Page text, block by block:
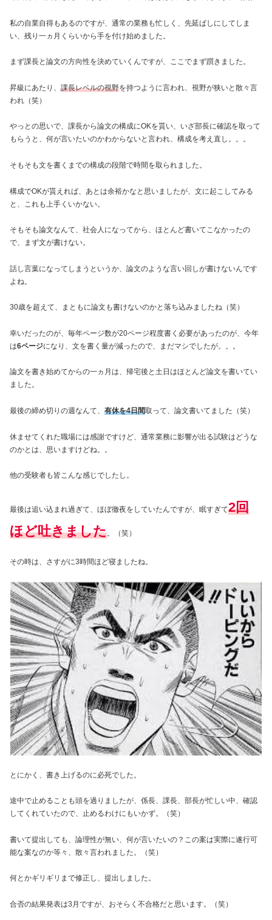
私の自業自得もあるのですが、通常の業務も忙しく、先延ばしにしてしま
い、残り一ヵ月くらいから手を付け始めました。
まず課長と論文の方向性を決めていくんですが、ここでまず躓きました。
昇級にあたり、 課長レベルの視野を持つように言われ、視野が狭いと散々言
われ（笑）
やっとの思いで、課長から論文の構成にOKを貰い、いざ部長に確認を取って
もらうと、何が言いたいのかわからないと言われ、構成を考え直し。。。
そもそも文を書くまでの構成の段階で時間を取られました。
構成でOKが貰えれば、あとは余裕かなと思いましたが、文に起こしてみる
と、これも上手くいかない。
そもそも論文なんて、社会人になってから、ほとんど書いてこなかったの
で、まず文が書けない。
話し言葉になってしまうというか、論文のような言い回しが書けないんです
よね。
30歳を超えて、まともに論文も書けないのかと落ち込みましたね（笑）
幸いだったのが、毎年ページ数が20ページ程度書く必要があったのが、今年
は6ページになり、文を書く量が減ったので、まだマシでしたが。。。
論文を書き始めてからの一ヵ月は、帰宅後と土日はほとんど論文を書いてい
ました。
最後の締め切りの週なんて、 有休を4日間取って、論文書いてました（笑）
休ませてくれた職場には感謝ですけど、通常業務に影響が出る試験はどうな
のかとは、思いますけどね。。
他の受験者も皆こんな感じでしたし。
最後は追い込まれ過ぎて、ほぼ徹夜をしていたんですが、眠すぎて2回
ほど吐きました。（笑）
その時は、さすがに3時間ほど寝ましたね。
とにかく、書き上げるのに必死でした。
途中で止めることも頭を過りましたが、係長、課長、部長が忙しい中、確認
してくれていたので、止めるわけにもいかず。（笑）
書いて提出しても、論理性が無い、何が言いたいの？この案は実際に遂行可
能な案なのか等々、散々言われました。（笑）
何とかギリギリまで修正し、提出しました。
合否の結果発表は3月ですが、おそらく不合格だと思います。（笑）